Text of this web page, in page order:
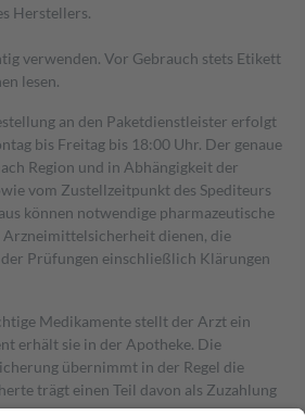
Herstellers.
verwenden. Vor Gebrauch stets Etikett
lesen.
an den Paketdienstleister erfolgt
bis Freitag bis 18:00 Uhr. Der genaue
Region und in Abhängigkeit der
vom Zustellzeitpunkt des Spediteurs
können notwendige pharmazeutische
Arzneimittelsicherheit dienen, die
Prüfungen einschließlich Klärungen
Medikamente stellt der Arzt ein
erhält sie in der Apotheke. Die
übernimmt in der Regel die
trägt einen Teil davon als Zuzahlung